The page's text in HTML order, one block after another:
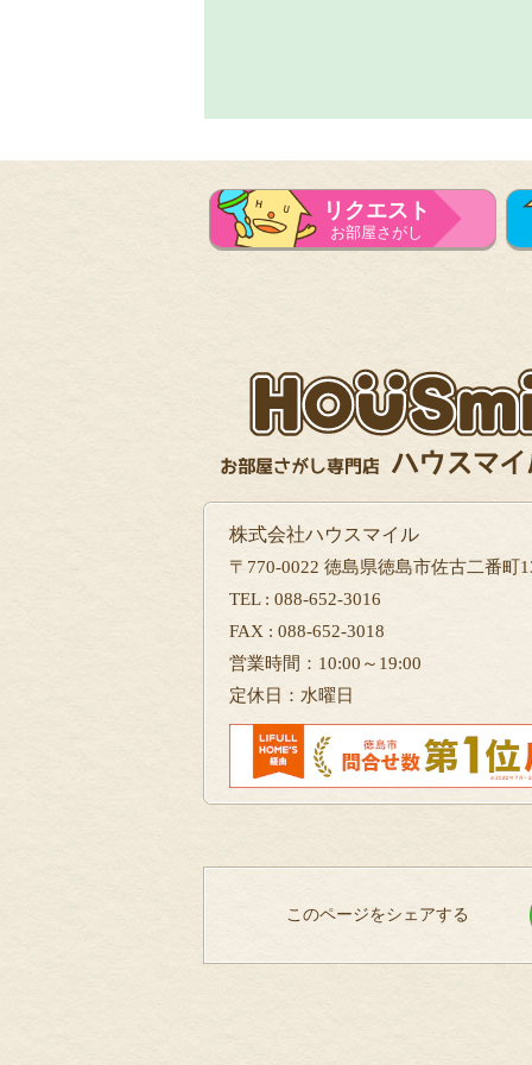
リクエスト
お部屋さがし
株式会社ハウスマイル
〒770-0022 徳島県徳島市佐古二番町
TEL : 088-652-3016
FAX : 088-652-3018
営業時間：10:00～19:00
定休日：水曜日
このページをシェアする